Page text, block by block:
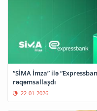
“SİMA İmza” ilə
rəqəmsallaşdı
22-01-2026